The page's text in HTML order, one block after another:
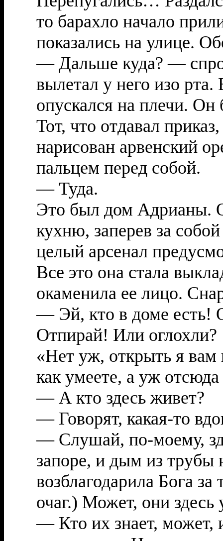
то барахло начало
показались на улице.
— Дальше куда? —
вылетал у него изо
опускался на плечи.
Тот, что отдавал
нарисован арвенский
пальцем перед собой.
— Туда.
Это был дом Адрианы.
кухню, заперев за
целый арсенал
Все это она стала
окаменила ее лицо.
— Эй, кто в доме
Отпирай! Или оглохли?
«Нет уж, открыть я
как умеете, а уж
— А кто здесь живет?
— Говорят, какая-то
— Слушай, по-моему,
запоре, и дым из трубы
возблагодарила Бога
очаг.) Может, они здесь
— Кто их знает, может,